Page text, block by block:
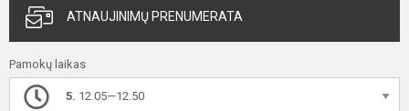
ATNAUJINIMŲ PRENUMERATA
Pamokų laikas
5. 12.05—12.50